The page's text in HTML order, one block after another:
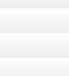
きました！
大歓迎！